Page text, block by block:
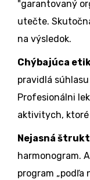
"garantovaný
utečte.
na výsledok.
Chýbajúca
pravidlá
Profesionálni
aktivitych, ktoré
Nejasná
harmonogram.
program „podľa